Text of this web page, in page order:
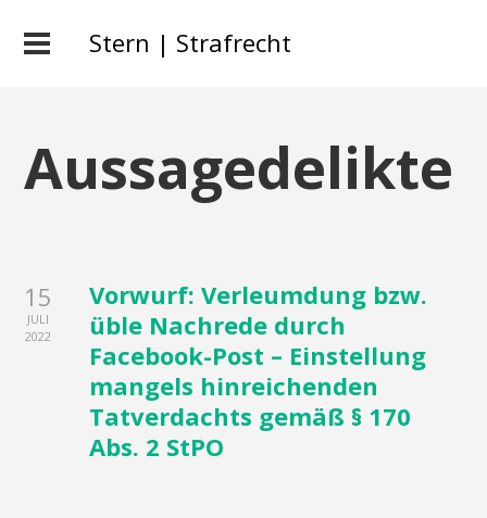
Stern | Strafrecht
Aussagedelikte
15
JULI
2022
Vorwurf: Verleumdung bzw.
üble Nachrede durch
Facebook-Post – Einstellung
mangels hinreichenden
Tatverdachts gemäß § 170
Abs. 2 StPO